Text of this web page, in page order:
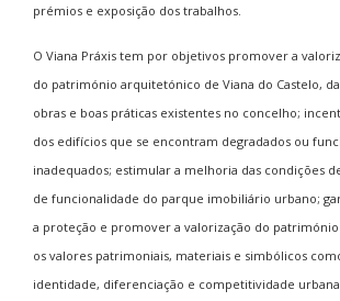
prémios e exposição dos trabalhos.
O Viana Práxis tem por objetivos promover a
do património arquitetónico de Viana do Castelo,
obras e boas práticas existentes no concelho;
dos edifícios que se encontram degradados ou
inadequados; estimular a melhoria das condições
de funcionalidade do parque imobiliário urbano;
a proteção e promover a valorização do
os valores patrimoniais, materiais e simbólicos
identidade, diferenciação e competitividade urbana.